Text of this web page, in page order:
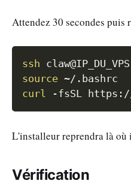
Attendez 30 secondes puis
ssh
source
curl
-fsSL
L'installeur reprendra là où
Vérification